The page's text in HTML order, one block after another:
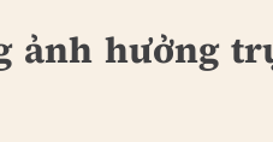
ảnh hưởng